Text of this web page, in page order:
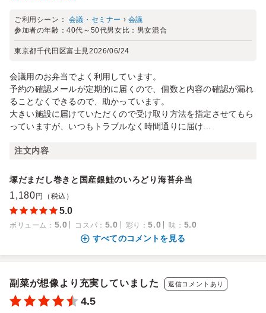
ご利用シーン： 会議・セミナー › 会議
参加者の年齢：40代～50代男女比： 男女混合
東京都千代田区富士見2026/06/24
会議用のお弁当でよく利用しています。
予約の確認メールが定期的に届くので、個数と内容の確認が漏れ
ることなくできるので、助かっています。
大きい施設に届けていただくので受け取り方法を指定させてもら
っていますが、いつもトラブルなく時間通りに届け...
注文内容
塚だまだし巻きと国産銀鮭のいろどり海苔弁当
1,180 円（税込）
5.0
ボリューム ： 5.0 コスパ ： 5.0 彩り ：5.0 味 ： 5.0
すべてのコメントを見る
副菜が想像より充実していました 返信コメントあり
4.5